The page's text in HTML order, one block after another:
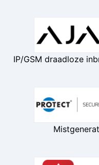
IP/GSM draadloze